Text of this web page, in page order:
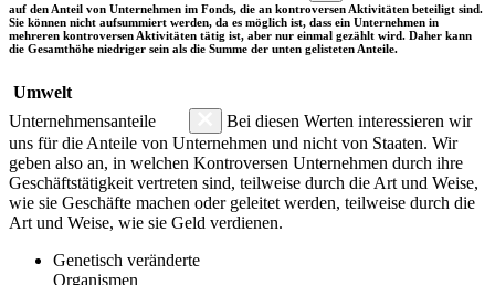
auf den Anteil von Unternehmen im Fonds, die an kontroversen Aktivitäten beteiligt sind.
Sie können nicht aufsummiert werden, da es möglich ist, dass ein Unternehmen in
mehreren kontroversen Aktivitäten tätig ist, aber nur einmal gezählt wird. Daher kann
die Gesamthöhe niedriger sein als die Summe der unten gelisteten Anteile.
Umwelt
Unternehmensanteile
Bei diesen Werten interessieren wir
uns für die Anteile von Unternehmen und nicht von Staaten. Wir
geben also an, in welchen Kontroversen Unternehmen durch ihre
Geschäftstätigkeit vertreten sind, teilweise durch die Art und Weise,
wie sie Geschäfte machen oder geleitet werden, teilweise durch die
Art und Weise, wie sie Geld verdienen.
Genetisch veränderte
Organismen